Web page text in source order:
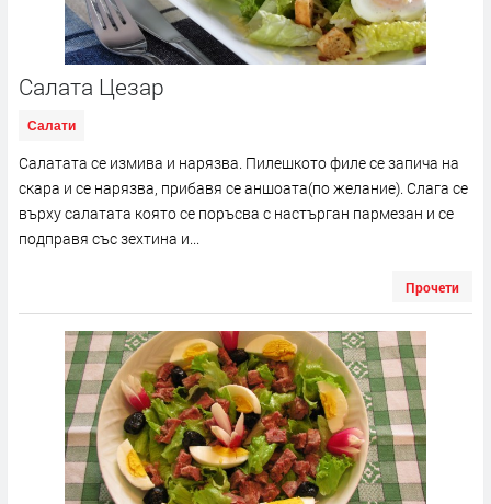
Салата Цезар
Салати
Салатата се измива и нарязва. Пилешкото филе се запича на
скара и се нарязва, прибавя се аншоата(по желание). Слага се
върху салатата която се поръсва с настърган пармезан и се
подправя със зехтина и...
Прочети